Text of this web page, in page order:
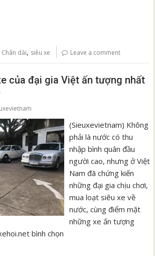
Chân dài, siêu xe Leave a comment
của đại gia Việt ấn tượng nhất
(Sieuxevietnam) Không
phải là nước có thu
nhập bình quân đầu
người cao, nhưng ở Việt
Nam đã chứng kiến
những đại gia chịu chơi,
mua loạt siêu xe về
nước, cùng điểm mặt
những xe ấn tượng
bình chọn